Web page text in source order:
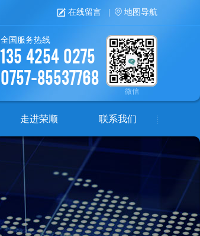
在线留言 地图导航
微信
全国服务热线
135 4254 0275
0757-85537768
走进荣顺 联系我们